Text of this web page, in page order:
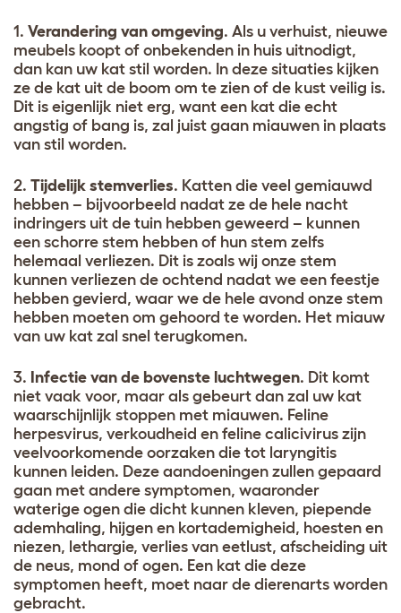
1. Verandering van omgeving. Als u verhuist, nieuwe
meubels koopt of onbekenden in huis uitnodigt,
dan kan uw kat stil worden. In deze situaties kijken
ze de kat uit de boom om te zien of de kust veilig is.
Dit is eigenlijk niet erg, want een kat die echt
angstig of bang is, zal juist gaan miauwen in plaats
van stil worden.
2. Tijdelijk stemverlies. Katten die veel gemiauwd
hebben – bijvoorbeeld nadat ze de hele nacht
indringers uit de tuin hebben geweerd – kunnen
een schorre stem hebben of hun stem zelfs
helemaal verliezen. Dit is zoals wij onze stem
kunnen verliezen de ochtend nadat we een feestje
hebben gevierd, waar we de hele avond onze stem
hebben moeten om gehoord te worden. Het miauw
van uw kat zal snel terugkomen.
3. Infectie van de bovenste luchtwegen. Dit komt
niet vaak voor, maar als gebeurt dan zal uw kat
waarschijnlijk stoppen met miauwen. Feline
herpesvirus, verkoudheid en feline calicivirus zijn
veelvoorkomende oorzaken die tot laryngitis
kunnen leiden. Deze aandoeningen zullen gepaard
gaan met andere symptomen, waaronder
waterige ogen die dicht kunnen kleven, piepende
ademhaling, hijgen en kortademigheid, hoesten en
niezen, lethargie, verlies van eetlust, afscheiding uit
de neus, mond of ogen. Een kat die deze
symptomen heeft, moet naar de dierenarts worden
gebracht.